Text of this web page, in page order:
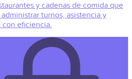
y cadenas de comida que
turnos, asistencia y
con eficiencia.